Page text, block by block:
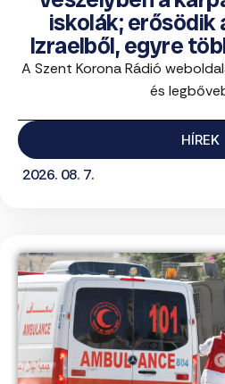
iskolák; erősödik
Izraelből, egyre
A Szent Korona Rádió
és
HÍREK
2026. 08. 7.